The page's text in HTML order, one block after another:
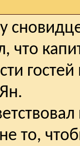
что
то,